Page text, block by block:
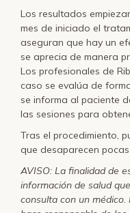
Los resultados
mes de iniciado el
aseguran que hay un
se aprecia de manera
Los profesionales de
caso se evalúa de
se informa al paciente
las sesiones para
Tras el procedimiento,
que desaparecen
AVISO: La finalidad de
información de salud
consulta con un médico.